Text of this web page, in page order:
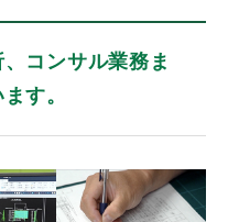
コンサル業務ま
す。